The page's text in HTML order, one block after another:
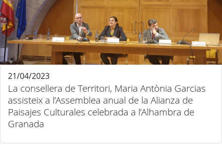
La consellera de Territori, Maria Antònia Garcias
assisteix a l’Assemblea anual de la Alianza de
Paisajes Culturales celebrada a l’Alhambra de
Granada
21/04/2023